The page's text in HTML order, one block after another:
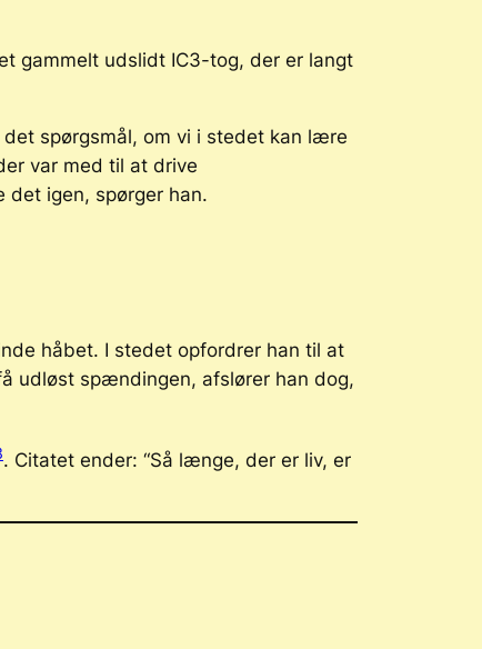
gammelt udslidt IC3-tog, der er langt
spørgsmål, om vi i stedet kan lære
var med til at drive
igen, spørger han.
håbet. I stedet opfordrer han til at
udløst spændingen, afslører han dog,
. Citatet ender: “Så længe, der er liv, er